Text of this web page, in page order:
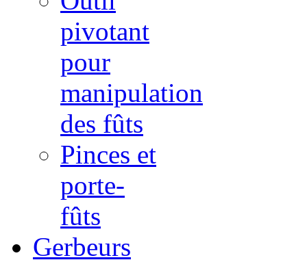
pivotant
pour
manipulation
des fûts
Pinces et
porte-
fûts
Gerbeurs